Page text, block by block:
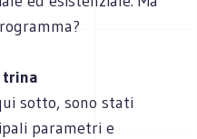
trina
sotto, sono stati
parametri e